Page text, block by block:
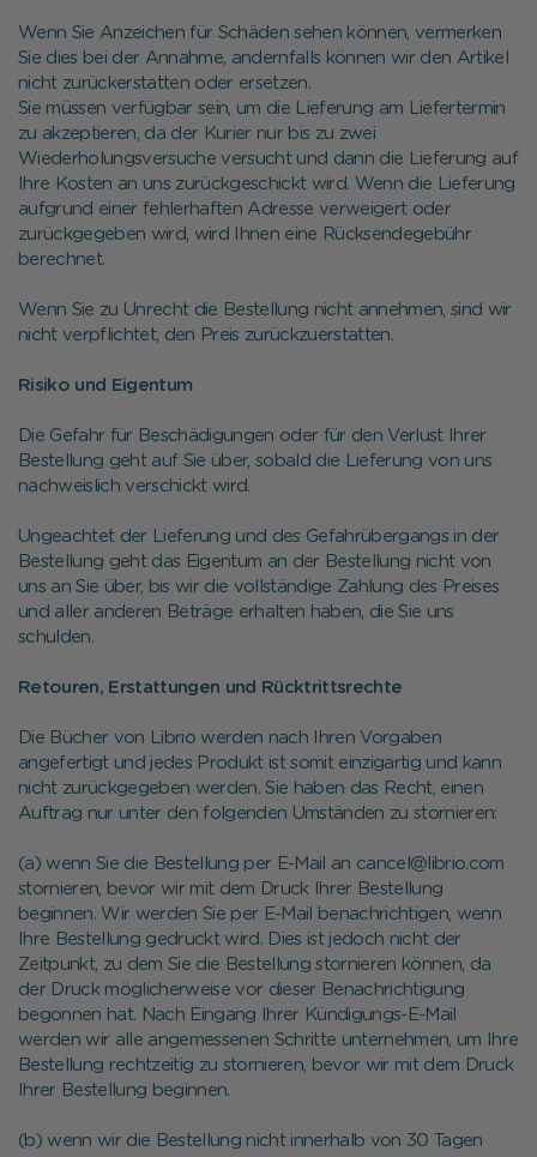
Wenn Sie Anzeichen für Schäden sehen können, vermerken
Sie dies bei der Annahme, andernfalls können wir den Artikel
nicht zurückerstatten oder ersetzen.
Sie müssen verfügbar sein, um die Lieferung am Liefertermin
zu akzeptieren, da der Kurier nur bis zu zwei
Wiederholungsversuche versucht und dann die Lieferung auf
Ihre Kosten an uns zurückgeschickt wird. Wenn die Lieferung
aufgrund einer fehlerhaften Adresse verweigert oder
zurückgegeben wird, wird Ihnen eine Rücksendegebühr
berechnet.
Wenn Sie zu Unrecht die Bestellung nicht annehmen, sind wir
nicht verpflichtet, den Preis zurückzuerstatten.
Risiko und Eigentum
Die Gefahr für Beschädigungen oder für den Verlust Ihrer
Bestellung geht auf Sie über, sobald die Lieferung von uns
nachweislich verschickt wird.
Ungeachtet der Lieferung und des Gefahrübergangs in der
Bestellung geht das Eigentum an der Bestellung nicht von
uns an Sie über, bis wir die vollständige Zahlung des Preises
und aller anderen Beträge erhalten haben, die Sie uns
schulden.
Retouren, Erstattungen und Rücktrittsrechte
Die Bücher von Librio werden nach Ihren Vorgaben
angefertigt und jedes Produkt ist somit einzigartig und kann
nicht zurückgegeben werden. Sie haben das Recht, einen
Auftrag nur unter den folgenden Umständen zu stornieren:
(a) wenn Sie die Bestellung per E-Mail an cancel@librio.com
stornieren, bevor wir mit dem Druck Ihrer Bestellung
beginnen. Wir werden Sie per E-Mail benachrichtigen, wenn
Ihre Bestellung gedruckt wird. Dies ist jedoch nicht der
Zeitpunkt, zu dem Sie die Bestellung stornieren können, da
der Druck möglicherweise vor dieser Benachrichtigung
begonnen hat. Nach Eingang Ihrer Kündigungs-E-Mail
werden wir alle angemessenen Schritte unternehmen, um Ihre
Bestellung rechtzeitig zu stornieren, bevor wir mit dem Druck
Ihrer Bestellung beginnen.
(b) wenn wir die Bestellung nicht innerhalb von 30 Tagen